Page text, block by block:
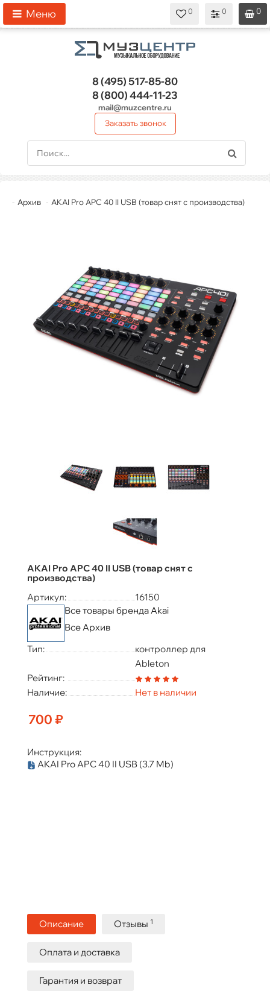
0
0
0
Меню
8 (495)517-85-80
8 (800)444-11-23
mail@muzcentre.ru
Заказать звонок
Архив AKAI Pro APC 40 II USB (товар снят с производства)
AKAI Pro APC 40 II USB (товар снят с
производства)
Артикул:
16150
Все товары бренда Akai
Все Архив
Тип:
контроллер для
Ableton
Рейтинг:
Наличие:
Нет в наличии
700 ₽
Инструкция:
AKAI Pro APC 40 II USB (3.7 Mb)
Описание Отзывы 1
Оплата и доставка
Гарантия и возврат